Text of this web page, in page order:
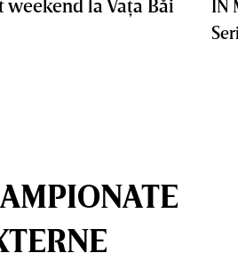
la Vaţa Băi
IN